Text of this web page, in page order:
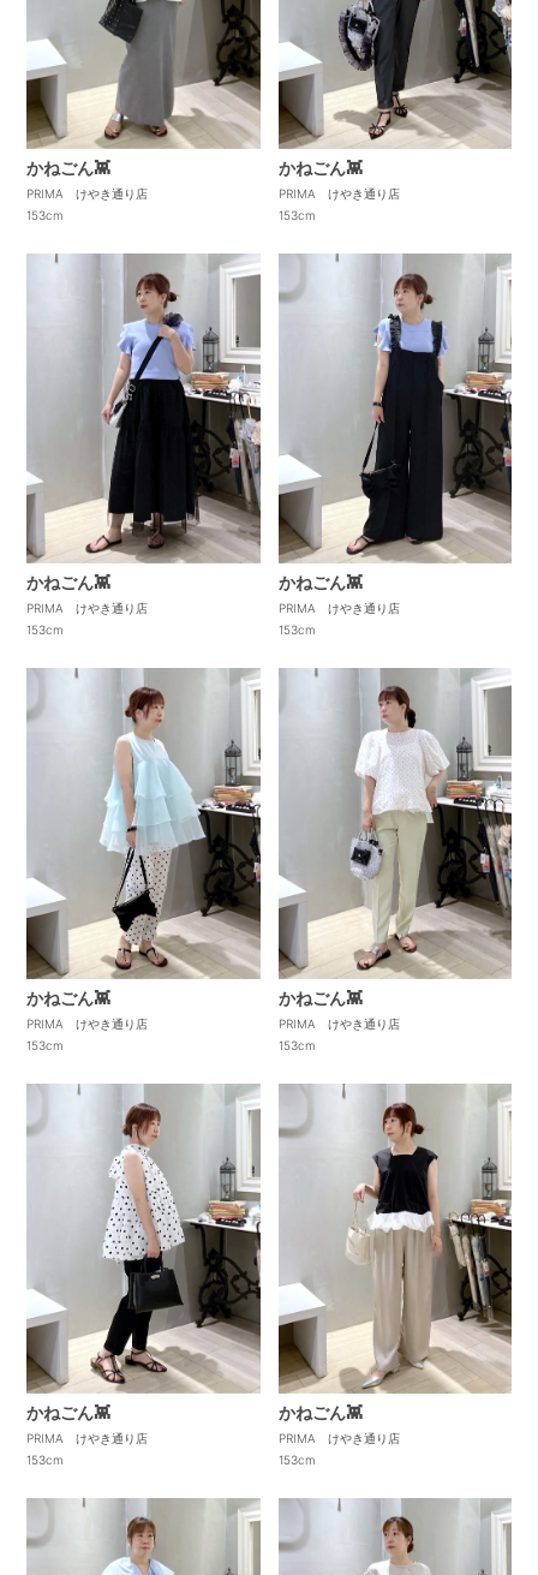
かねごん👾
PRIMA けやき通り店
153cm
かねごん👾
PRIMA けやき通り店
153cm
かねごん👾
PRIMA けやき通り店
153cm
かねごん👾
PRIMA けやき通り店
153cm
かねごん👾
PRIMA けやき通り店
153cm
かねごん👾
PRIMA けやき通り店
153cm
かねごん👾
PRIMA けやき通り店
153cm
かねごん👾
PRIMA けやき通り店
153cm